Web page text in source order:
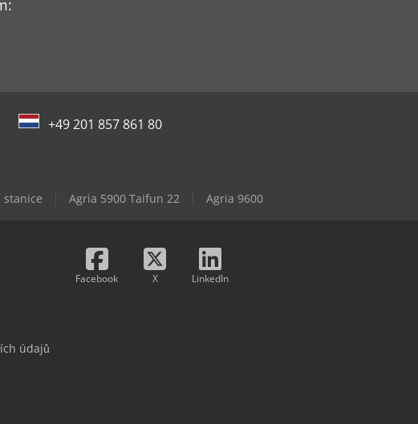
+49 201 857 861 80
stanice Agria 5900 Taifun 22 Agria 9600
údajů
Facebook X LinkedIn